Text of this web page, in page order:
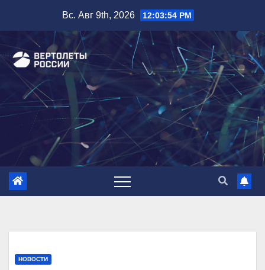
содержимому
Вс. Авг 9th, 2026 12:03:55 PM
НОВОСТИ